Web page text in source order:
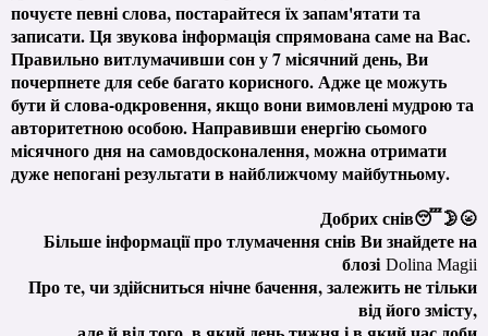
почуєте певні слова, постарайтеся їх запам'ятати та
записати. Ця звукова інформація спрямована саме на Вас.
Правильно витлумачивши сон у 7 місячний день, Ви
почерпнете для себе багато корисного. Адже це можуть
бути й слова-одкровення, якщо вони вимовлені мудрою та
авторитетною особою. Направивши енергію сьомого
місячного дня на самовдосконалення, можна отримати
дуже непогані результати в найближчому майбутньому.
Добрих снів😴🌛🌝
Більше інформації про тлумачення снів Ви знайдете на
блозі Dolina Magii
Про те, чи здійсниться нічне бачення, залежить не тільки
від його змісту,